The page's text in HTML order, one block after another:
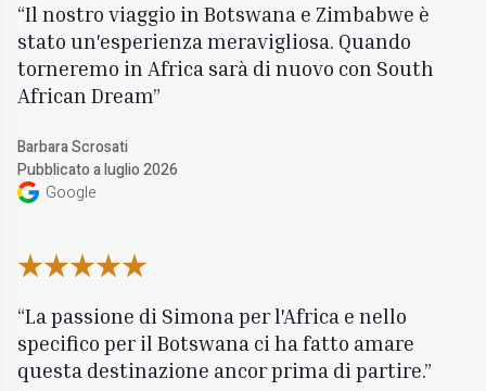
Il nostro viaggio in Botswana e Zimbabwe è
stato un'esperienza meravigliosa. Quando
torneremo in Africa sarà di nuovo con South
African Dream
Barbara Scrosati
Pubblicato a luglio 2026
Google
La passione di Simona per l'Africa e nello
specifico per il Botswana ci ha fatto amare
questa destinazione ancor prima di partire.